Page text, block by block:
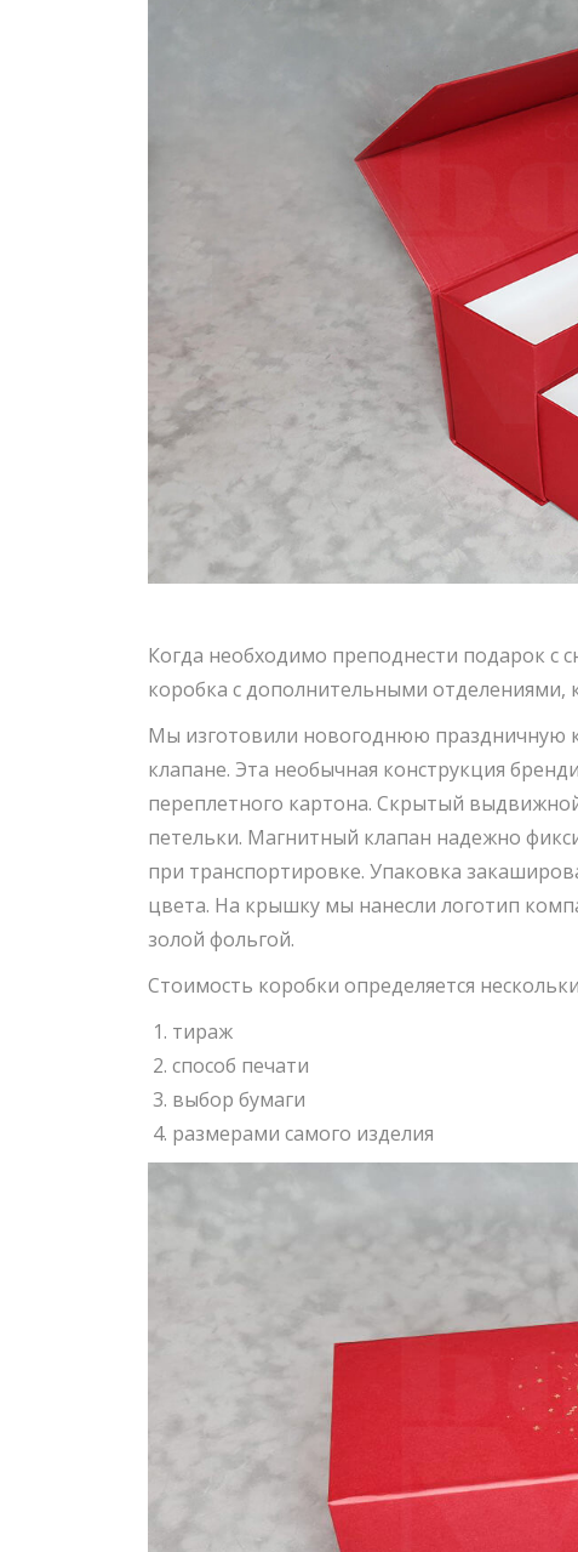
Когда необходимо преподнести подарок
коробка с дополнительными отделениями,
Мы изготовили новогоднюю
клапане. Эта необычная конструкция
переплетного картона. Скрытый
петельки. Магнитный клапан надежно
при транспортировке. Упаковка
цвета. На крышку мы нанесли логотип
золой фольгой.
Стоимость коробки определяется
тираж
способ печати
выбор бумаги
размерами самого изделия